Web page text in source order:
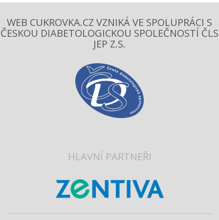
WEB CUKROVKA.CZ VZNIKÁ VE SPOLUPRÁCI S
ČESKOU DIABETOLOGICKOU SPOLEČNOSTÍ ČLS
JEP Z.S.
HLAVNÍ PARTNEŘI